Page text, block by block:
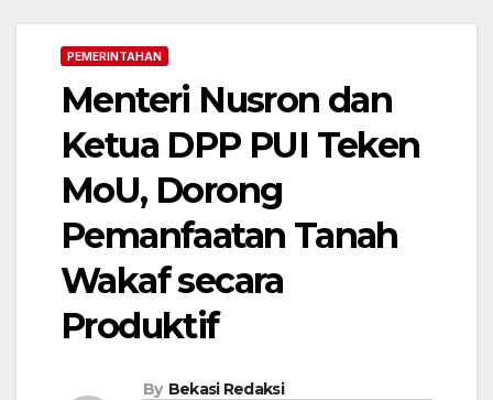
PEMERINTAHAN
Menteri Nusron dan
Ketua DPP PUI Teken
MoU, Dorong
Pemanfaatan Tanah
Wakaf secara
Produktif
By Bekasi Redaksi